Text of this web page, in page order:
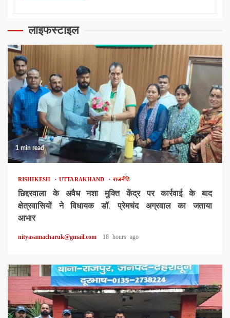
लाइफस्टाइल
1 min read
RISHIKESH UTTARAKHAND राजनीति
छिद्दरवाला के अवैध नशा मुक्ति केंद्र पर कार्रवाई के बाद
क्षेत्रवासियों ने विधायक डॉ. प्रेमचंद अग्रवाल का जताया
आभार
nityasamacharuk@gmail.com 18 hours ago